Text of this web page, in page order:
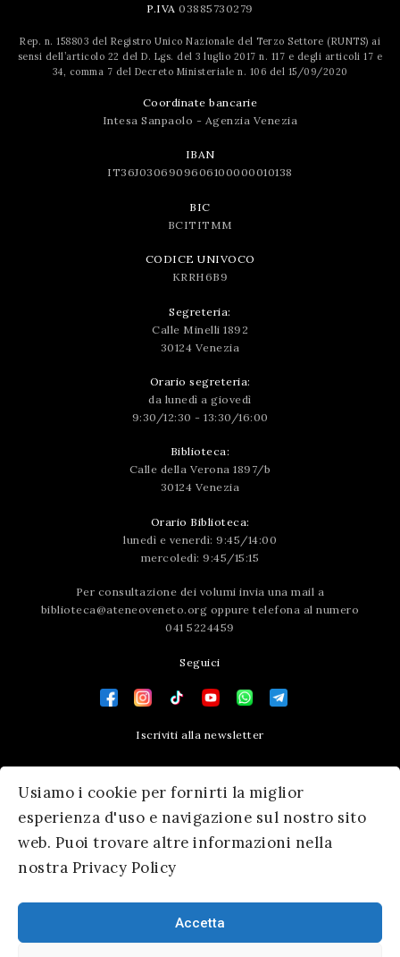
Usiamo i cookie per fornirti la miglior
esperienza d'uso e navigazione sul nostro sito
web. Puoi trovare altre informazioni nella
nostra Privacy Policy
Accetta
P.IVA 03885730279
Rep. n. 158803 del Registro Unico Nazionale del Terzo Settore (RUNTS) ai
sensi dell’articolo 22 del D. Lgs. del 3 luglio 2017 n. 117 e degli articoli 17 e
34, comma 7 del Decreto Ministeriale n. 106 del 15/09/2020
Coordinate bancarie
Intesa Sanpaolo - Agenzia Venezia
IBAN
IT36J0306909606100000010138
BIC
BCITITMM
CODICE UNIVOCO
KRRH6B9
Segreteria:
Calle Minelli 1892
30124 Venezia
Orario segreteria:
da lunedì a giovedì
9:30/12:30 - 13:30/16:00
Biblioteca:
Calle della Verona 1897/b
30124 Venezia
Orario Biblioteca:
lunedì e venerdì: 9:45/14:00
mercoledì: 9:45/15:15
Per consultazione dei volumi invia una mail a
biblioteca@ateneoveneto.org oppure telefona al numero
041 5224459
Seguici
Iscriviti alla newsletter
Contatti